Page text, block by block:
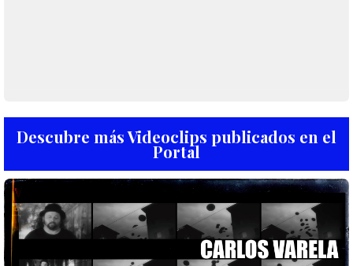
Descubre más Videoclips publicados en el
Portal